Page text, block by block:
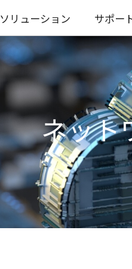
ソリューション サポー
ネット